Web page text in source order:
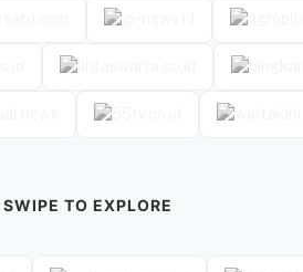
TO EXPLORE